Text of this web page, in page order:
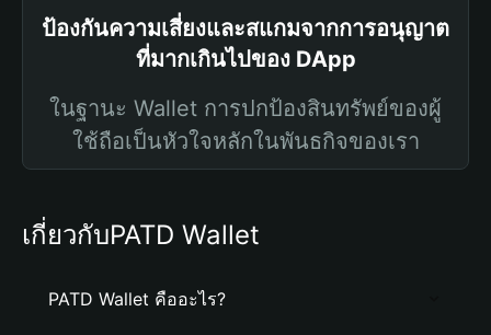
ป้องกันความเสี่ยงและสแกมจากการอนุญาต
ที่มากเกินไปของ DApp
ในฐานะ Wallet การปกป้องสินทรัพย์ของผู้
ใช้ถือเป็นหัวใจหลักในพันธกิจของเรา
เกี่ยวกับPATD Wallet
PATD Wallet คืออะไร?